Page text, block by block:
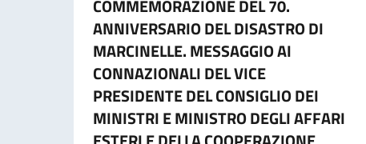
COMMEMORAZIONE DEL 70.
ANNIVERSARIO DEL DISASTRO DI
MARCINELLE. MESSAGGIO AI
CONNAZIONALI DEL VICE
PRESIDENTE DEL CONSIGLIO DEI
MINISTRI E MINISTRO DEGLI AFFARI